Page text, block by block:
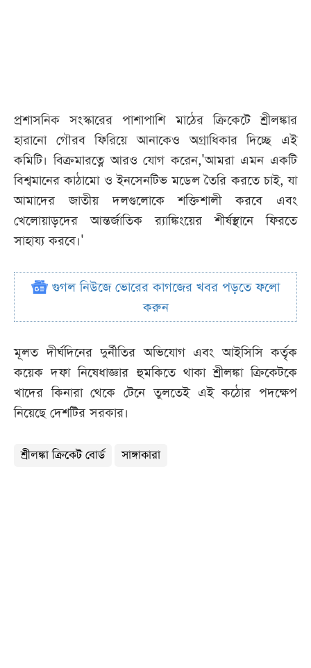
প্রশাসনিক সংস্কারের পাশাপাশি মাঠের ক্রিকেটে শ্রীলঙ্কার
হারানো গৌরব ফিরিয়ে আনাকেও অগ্রাধিকার দিচ্ছে এই
কমিটি। বিক্রমারত্নে আরও যোগ করেন,'আমরা এমন একটি
বিশ্বমানের কাঠামো ও ইনসেনটিভ মডেল তৈরি করতে চাই, যা
আমাদের জাতীয় দলগুলোকে শক্তিশালী করবে এবং
খেলোয়াড়দের আন্তর্জাতিক র‍্যাঙ্কিংয়ের শীর্ষস্থানে ফিরতে
সাহায্য করবে।'
গুগল নিউজে ভোরের কাগজের খবর পড়তে ফলো
করুন
মূলত দীর্ঘদিনের দুর্নীতির অভিযোগ এবং আইসিসি কর্তৃক
কয়েক দফা নিষেধাজ্ঞার হুমকিতে থাকা শ্রীলঙ্কা ক্রিকেটকে
খাদের কিনারা থেকে টেনে তুলতেই এই কঠোর পদক্ষেপ
নিয়েছে দেশটির সরকার।
শ্রীলঙ্কা ক্রিকেট বোর্ড সাঙ্গাকারা